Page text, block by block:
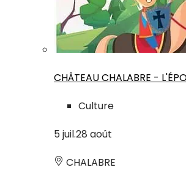
CHÂTEAU CHALABRE -
Culture
5 juil.28 août
CHALABRE